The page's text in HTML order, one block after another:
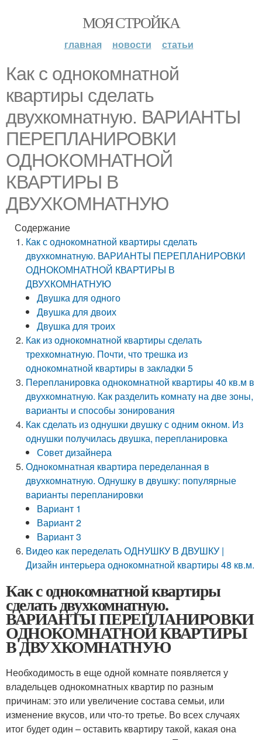
МОЯ СТРОЙКА
главная новости статьи
Как с однокомнатной
квартиры сделать
двухкомнатную. ВАРИАНТЫ
ПЕРЕПЛАНИРОВКИ
ОДНОКОМНАТНОЙ
КВАРТИРЫ В
ДВУХКОМНАТНУЮ
Содержание
Как с однокомнатной квартиры сделать
двухкомнатную. ВАРИАНТЫ ПЕРЕПЛАНИРОВКИ
ОДНОКОМНАТНОЙ КВАРТИРЫ В
ДВУХКОМНАТНУЮ
Двушка для одного
Двушка для двоих
Двушка для троих
Как из однокомнатной квартиры сделать
трехкомнатную. Почти, что трешка из
однокомнатной квартиры в закладки 5
Перепланировка однокомнатной квартиры 40 кв.м в
двухкомнатную. Как разделить комнату на две зоны,
варианты и способы зонирования
Как сделать из однушки двушку с одним окном. Из
однушки получилась двушка, перепланировка
Совет дизайнера
Однокомнатная квартира переделанная в
двухкомнатную. Однушку в двушку: популярные
варианты перепланировки
Вариант 1
Вариант 2
Вариант 3
Видео как переделать ОДНУШКУ В ДВУШКУ |
Дизайн интерьера однокомнатной квартиры 48 кв.м.
Как с однокомнатной квартиры
сделать двухкомнатную.
ВАРИАНТЫ ПЕРЕПЛАНИРОВКИ
ОДНОКОМНАТНОЙ КВАРТИРЫ
В ДВУХКОМНАТНУЮ
Необходимость в еще одной комнате появляется у
владельцев однокомнатных квартир по разным
причинам: это или увеличение состава семьи, или
изменение вкусов, или что-то третье. Во всех случаях
итог будет один – оставить квартиру такой, какая она